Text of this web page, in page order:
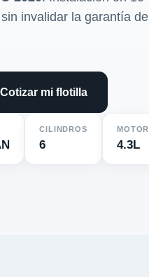
invalidar la garantía del
Cotizar mi flotilla
CILINDROS
6
MOTOR
4.3L